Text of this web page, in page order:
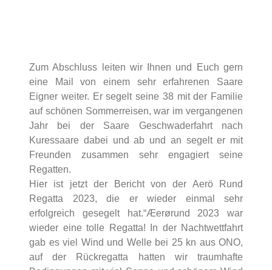
Zum Abschluss leiten wir Ihnen und Euch gern
eine Mail von einem sehr erfahrenen Saare
Eigner weiter. Er segelt seine 38 mit der Familie
auf schönen Sommerreisen, war im vergangenen
Jahr bei der Saare Geschwaderfahrt nach
Kuressaare dabei und ab und an segelt er mit
Freunden zusammen sehr engagiert seine
Regatten.
Hier ist jetzt der Bericht von der Aerö Rund
Regatta 2023, die er wieder einmal sehr
erfolgreich gesegelt hat.“Æerørund 2023 war
wieder eine tolle Regatta! In der Nachtwettfahrt
gab es viel Wind und Welle bei 25 kn aus ONO,
auf der Rückregatta hatten wir traumhafte